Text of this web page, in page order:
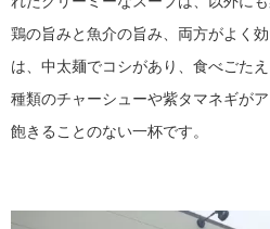
鶏の旨みと魚介の旨み、両方がよく
は、中太麺でコシがあり、食べごた
種類のチャーシューや紫タマネギが
飽きることのない一杯です。